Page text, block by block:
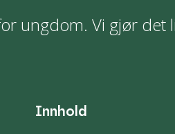
ungdom. Vi gjør det
Innhold